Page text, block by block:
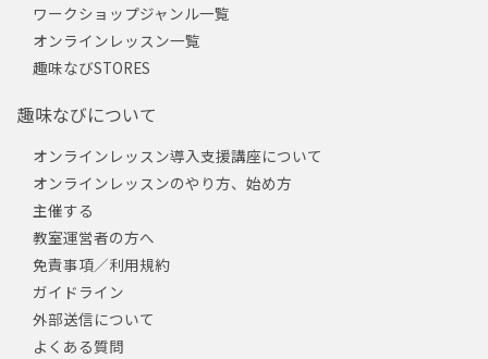
ワークショップジャンル一覧
オンラインレッスン一覧
趣味なびSTORES
趣味なびについて
オンラインレッスン導入支援講座について
オンラインレッスンのやり方、始め方
主催する
教室運営者の方へ
免責事項／利用規約
ガイドライン
外部送信について
よくある質問